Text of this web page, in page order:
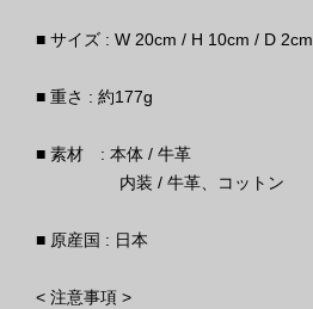
■ サイズ : W 20cm / H 10cm / D 2cm
■ 重さ : 約177g
■ 素材 : 本体 / 牛革
内装 / 牛革、コットン
■ 原産国 : 日本
< 注意事項 >